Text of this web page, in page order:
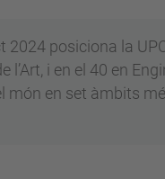
2024 posiciona la
i en el 40 en
en set àmbits